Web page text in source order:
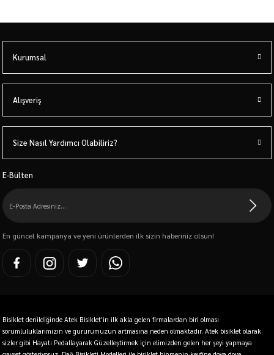
Kurumsal
Alışveriş
Size Nasıl Yardımcı Olabiliriz?
E-Bülten
En güncel kampanya ve yeni ürünlerden ilk sizin haberiniz olsun!
Bisiklet denildiğinde Atek Bisiklet'in ilk akla gelen firmalardan biri olması
sorumluluklarımızın ve gururumuzun artmasına neden olmaktadır. Atek bisiklet olarak
sizler gibi Hayatı Pedallayarak Güzelleştirmek için elimizden gelen her şeyi yapmaya